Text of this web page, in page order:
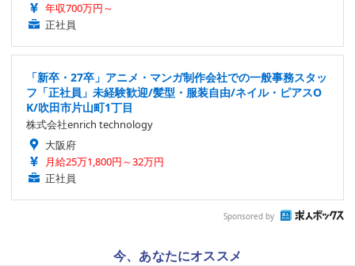
年収700万円～
正社員
「新卒・27卒」アニメ・マンガ制作会社での一般事務スタッ
フ「正社員」未経験歓迎/髪型・服装自由/ネイル・ピアスO
K/吹田市片山町1丁目
株式会社enrich technology
大阪府
月給25万1,800円～32万円
正社員
Sponsored by
今、あなたにオススメ